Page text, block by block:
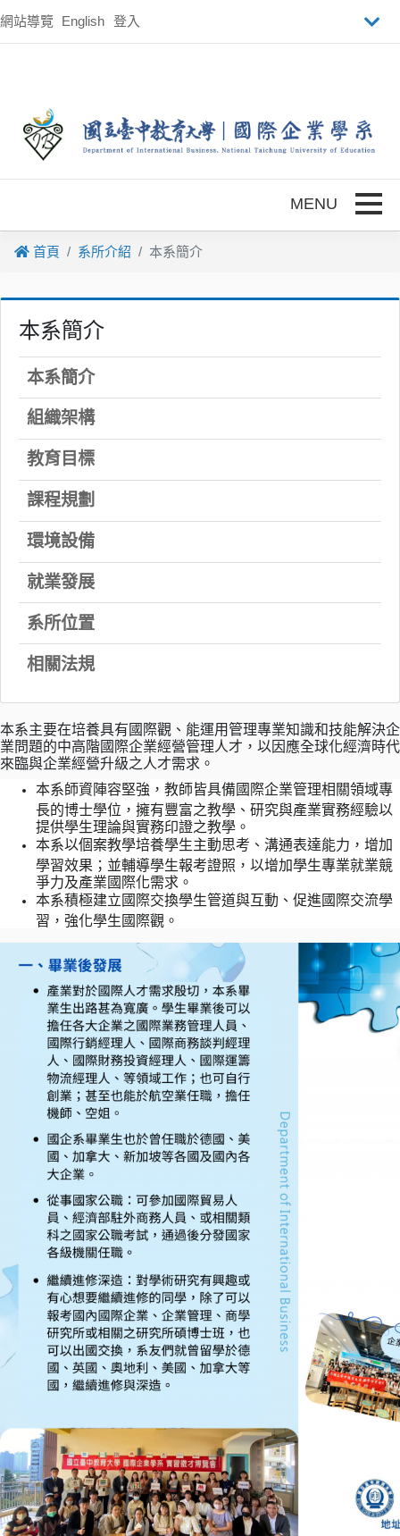
網站導覽 English 登入
首頁 系所介紹 本系簡介
本系簡介
本系簡介
組織架構
教育目標
課程規劃
環境設備
就業發展
系所位置
相關法規
本系主要在培養具有國際觀、能運用管理專業知識和技能解決企
業問題的中高階國際企業經營管理人才，以因應全球化經濟時代
來臨與企業經營升級之人才需求。
本系師資陣容堅強，教師皆具備國際企業管理相關領域專
長的博士學位，擁有豐富之教學、研究與產業實務經驗以
提供學生理論與實務印證之教學。
本系以個案教學培養學生主動思考、溝通表達能力，增加
學習效果；並輔導學生報考證照，以增加學生專業就業競
爭力及產業國際化需求。
本系積極建立國際交換學生管道與互動、促進國際交流學
習，強化學生國際觀。